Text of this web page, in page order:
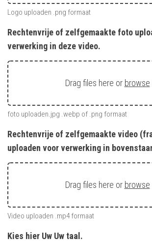
Logo uploaden .png formaat
Rechtenvrije of zelfgemaakte foto
verwerking in deze video.
Drag files here or browse
foto uploaden.jpg .webp of .png formaat
Rechtenvrije of zelfgemaakte video
uploaden voor verwerking in
Drag files here or browse
Video uploaden .mp4 formaat
Kies hier Uw Uw taal.